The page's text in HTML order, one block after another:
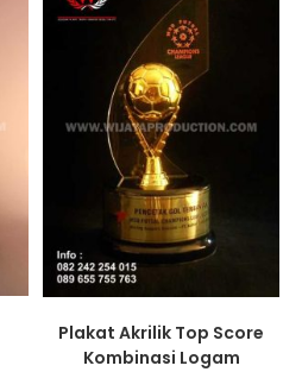
Plakat Akrilik Top Score
Kombinasi Logam